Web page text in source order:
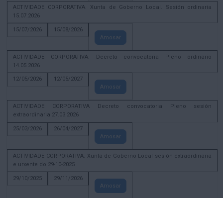
ACTIVIDADE CORPORATIVA. Xunta de Goberno Local. Sesión ordinaria
15.07.2026
15/07/2026
15/08/2026
Amosar
ACTIVIDADE CORPORATIVA. Decreto convocatoria Pleno ordinario
14.05.2026
12/05/2026
12/05/2027
Amosar
ACTIVIDADE CORPORATIVA Decreto convocatoria Pleno sesión
extraordinaria 27.03.2026
25/03/2026
26/04/2027
Amosar
ACTIVIDADE CORPORATIVA. Xunta de Goberno Local sesión extraordinaria
e urxente do 29-10-2025
29/10/2025
29/11/2026
Amosar